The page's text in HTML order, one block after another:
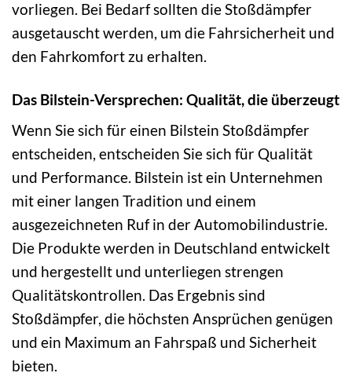
vorliegen. Bei Bedarf sollten die Stoßdämpfer
ausgetauscht werden, um die Fahrsicherheit und
den Fahrkomfort zu erhalten.
Das Bilstein-Versprechen: Qualität, die überzeugt
Wenn Sie sich für einen Bilstein Stoßdämpfer
entscheiden, entscheiden Sie sich für Qualität
und Performance. Bilstein ist ein Unternehmen
mit einer langen Tradition und einem
ausgezeichneten Ruf in der Automobilindustrie.
Die Produkte werden in Deutschland entwickelt
und hergestellt und unterliegen strengen
Qualitätskontrollen. Das Ergebnis sind
Stoßdämpfer, die höchsten Ansprüchen genügen
und ein Maximum an Fahrspaß und Sicherheit
bieten.